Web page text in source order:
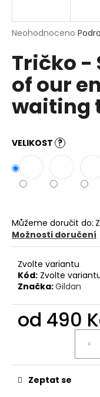
Průměrné
produktu
z
5
hvězdiček.
Neohodnoceno
Tričko -
of our
waiting
VELIKOST ?
Můžeme doručit do:
Možnosti doručení
Zvolte variantu
Kód: Zvolte
Značka:Gildan
od 490
Zeptat se
j
t
?
D
o
r
u
č
u
e
m
TRIČKO
MANOWAR